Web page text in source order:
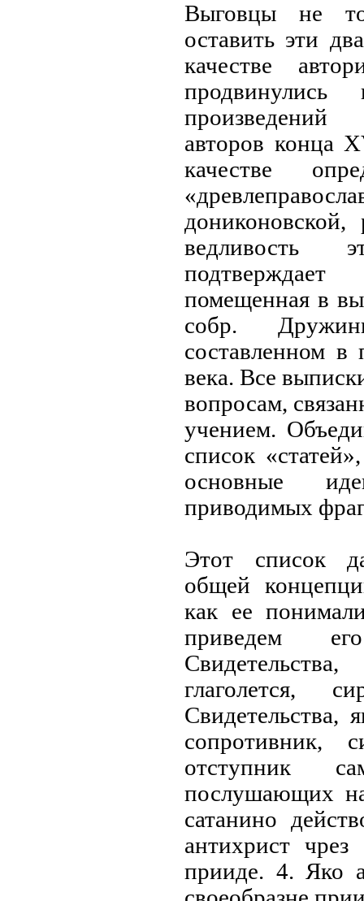
Выговцы не
оставить эти
качестве
произведений
авторов конца
качестве
ведливость
помещенная в
собр.
составленном
века. Все
вопросам,
учением.
список
основные
приводимых
Этот список
общей
как ее
приведем
глаголется,
Свидетельства,
сопротивник,
отступник
послушающих
сатанино
антихрист
прииде. 4. Яко